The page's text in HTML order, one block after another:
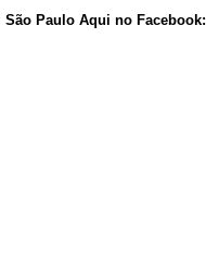
São Paulo Aqui no Facebook: